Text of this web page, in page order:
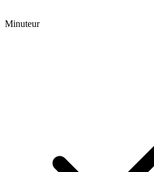
Minuteur